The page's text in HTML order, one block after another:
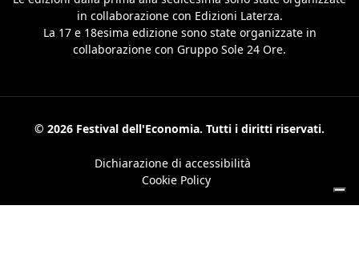
in collaborazione con Edizioni Laterza.
La 17 e 18esima edizione sono state organizzate in
collaborazione con Gruppo Sole 24 Ore.
© 2026 Festival dell'Economia. Tutti i diritti riservati.
Dichiarazione di accessibilità
Cookie Policy